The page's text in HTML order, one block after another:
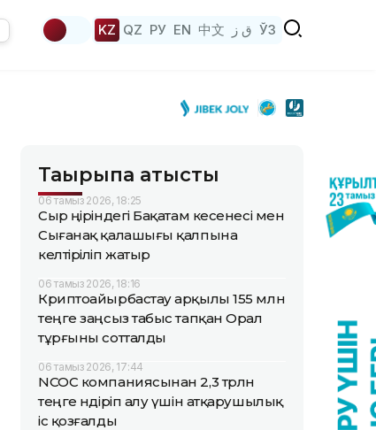
KZ QZ РУ EN 中文 ق ز ЎЗ
Тақырыпқа қатысты
06 тамыз 2026, 18:25
Сыр өңіріндегі Бақатам кесенесі мен
Сығанақ қалашығы қалпына
келтіріліп жатыр
06 тамыз 2026, 18:16
Криптоайырбастау арқылы 155 млн
теңге заңсыз табыс тапқан Орал
тұрғыны сотталды
06 тамыз 2026, 17:44
NCOC компаниясынан 2,3 трлн
теңге өндіріп алу үшін атқарушылық
іс қозғалды